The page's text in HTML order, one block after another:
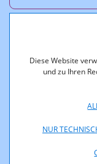
Diese Website
und zu Ihren
NUR
Infrastruktur